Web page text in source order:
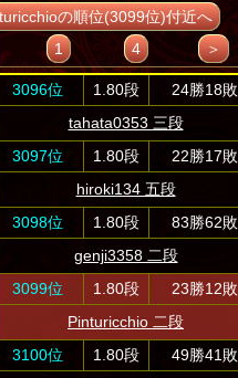
の順位(3099位)付近へ
1 4 ＞
3096位 1.80段
24勝18敗
tahata0353 三段
3097位
1.80段
22勝17敗
hiroki134 五段
3098位
1.80段
83勝62敗
genji3358 二段
3099位
1.80段
23勝12敗
Pinturicchio 二段
3100位
1.80段
49勝41敗